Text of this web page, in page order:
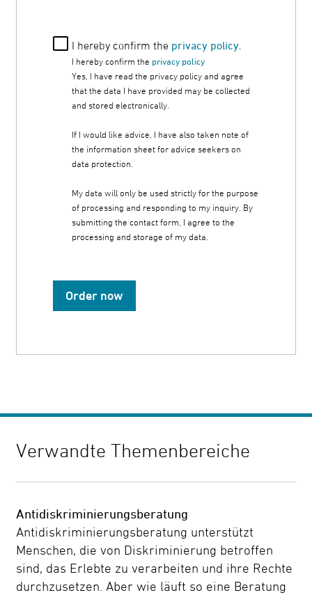
I hereby confirm the privacy policy.
I hereby confirm the privacy policy
Yes, I have read the privacy policy and agree
that the data I have provided may be collected
and stored electronically.
If I would like advice, I have also taken note of
the information sheet for advice seekers on
data protection.
My data will only be used strictly for the purpose
of processing and responding to my inquiry. By
submitting the contact form, I agree to the
processing and storage of my data.
Order now
Verwandte Themenbereiche
Antidiskriminierungsberatung
Antidiskriminierungsberatung unterstützt
Menschen, die von Diskriminierung betroffen
sind, das Erlebte zu verarbeiten und ihre Rechte
durchzusetzen. Aber wie läuft so eine Beratung